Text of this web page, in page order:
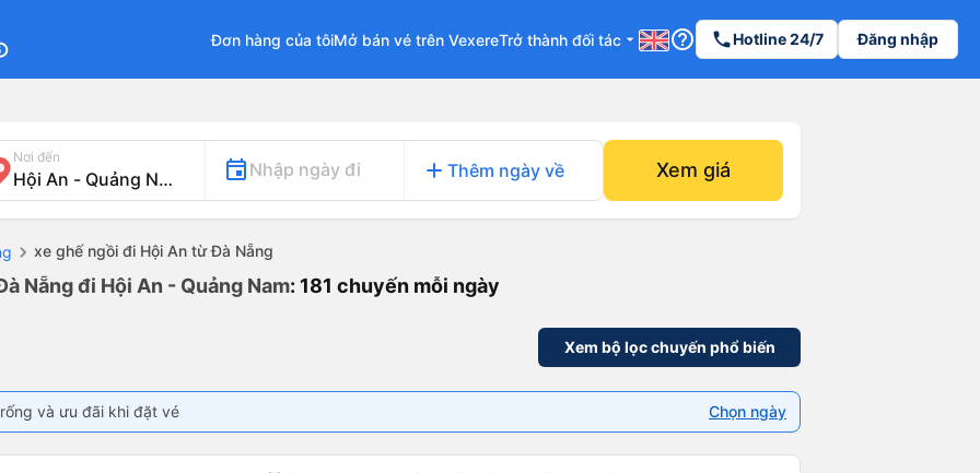
Đơn hàng của tôiMở bán vé trên VexereTrở thành đối tác arrow_drop_down help_outline phoneHotline 24/7 Đăng nhập
Nơi đến
Nhập ngày đi add Thêm ngày về Xem giá
xe ghế ngồi đi Hội An từ Đà Nẵng
Nẵng đi Hội An - Quảng Nam: 181 chuyến mỗi ngày
Xem bộ lọc chuyến phổ biến
và ưu đãi khi đặt vé Chọn ngày